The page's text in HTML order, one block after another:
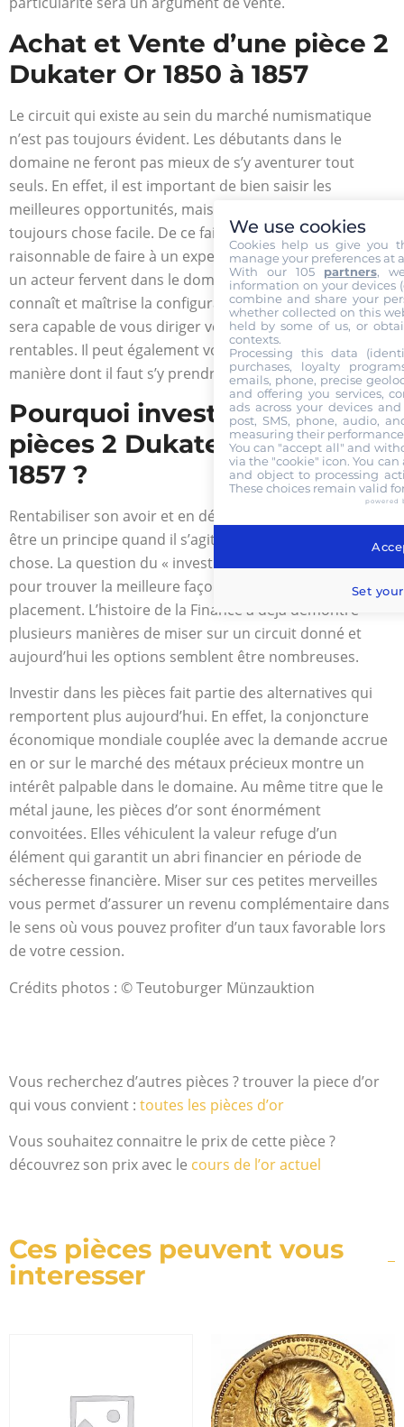
Achat et Vente d’une pièce 2
Dukater Or 1850 à 1857
Le circuit qui existe au sein du marché numismatique
n’est pas toujours évident. Les débutants dans le
domaine ne feront pas mieux de s’y aventurer tout
seuls. En effet, il est important de bien saisir les
meilleures opportunités, mais cela ne semble pas
toujours chose facile. De ce fait, il est toujours plus
raisonnable de faire à un expert en numismatique. Étant
un acteur fervent dans le domaine des pièces d’or, il
connaît et maîtrise la configuration du circuit. Ainsi, il
sera capable de vous diriger vers des transactions
rentables. Il peut également vous conseiller sur la
manière dont il faut s’y prendre avant chaque opération.
Pourquoi investir dans les
pièces 2 Dukater Or 1850 à
1857 ?
Rentabiliser son avoir et en dégager une plus-value doit
être un principe quand il s’agit d’investir sur quelque
chose. La question du « investir quoi ? » revient toujours
pour trouver la meilleure façon de fructifier un
placement. L’histoire de la Finance a déjà démontré
plusieurs manières de miser sur un circuit donné et
aujourd’hui les options semblent être nombreuses.
Investir dans les pièces fait partie des alternatives qui
remportent plus aujourd’hui. En effet, la conjoncture
économique mondiale couplée avec la demande accrue
en or sur le marché des métaux précieux montre un
intérêt palpable dans le domaine. Au même titre que le
métal jaune, les pièces d’or sont énormément
convoitées. Elles véhiculent la valeur refuge d’un
élément qui garantit un abri financier en période de
sécheresse financière. Miser sur ces petites merveilles
vous permet d’assurer un revenu complémentaire dans
le sens où vous pouvez profiter d’un taux favorable lors
de votre cession.
Crédits photos : © Teutoburger Münzauktion
Vous recherchez d’autres pièces ? trouver la piece d’or
qui vous convient : toutes les pièces d’or
Vous souhaitez connaitre le prix de cette pièce ?
découvrez son prix avec le cours de l’or actuel
Ces pièces peuvent vous
interesser
We use cookies
Cookies help us give you
manage your preferences at
With our 105 partners,
information on your devices
combine and share your
whether collected on this
held by some of us, or
contexts.
Processing this data
purchases, loyalty
emails, phone, precise
and offering you services,
ads across your devices
post, SMS, phone, audio,
measuring their
You can "accept all" and
via the "cookie" icon. You
and object to processing
These choices remain valid
powered
Set